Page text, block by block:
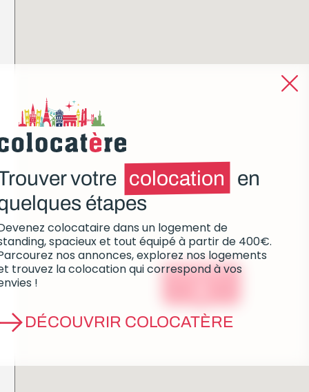
votre colocation
en
étapes
colocataire dans un logement de
spacieux et tout équipé à partir de 400€.
nos annonces, explorez nos logements
trouvez la colocation qui correspond à vos
!
DÉCOUVRIR COLOCATÈRE
Colocations :